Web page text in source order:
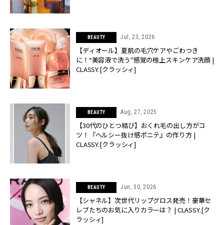
BEAUTY Jul, 23, 2026
【ディオール】夏肌の毛穴ケアやごわつき
に！“美容液で洗う"感覚の極上スキンケア洗顔 |
CLASSY.[クラッシィ]
BEAUTY Aug, 27, 2025
【30代のひとつ結び】おくれ毛の出し方がコ
ツ！『ヘルシー抜け感ポニテ』の作り方 |
CLASSY.[クラッシィ]
BEAUTY Jun, 30, 2026
【シャネル】次世代リップグロス発売！豪華セ
レブたちのお気に入りカラーは？ | CLASSY.[ク
ラッシィ]